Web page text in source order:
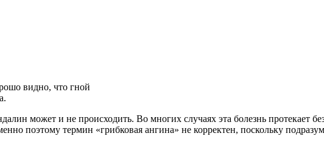
видно, что гной
может и не происходить. Во многих случаях эта болезнь протекает
поэтому термин «грибковая ангина» не корректен, поскольку